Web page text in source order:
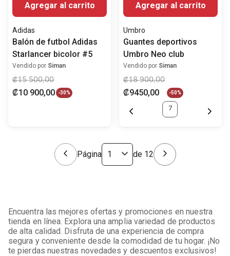
Agregar al carrito
Adidas
Balón de futbol Adidas
Starlancer bicolor #5
Vendido por Siman
₡15 500,00
₡10 900,00 -30%
Agregar al carrito
Umbro
Guantes deportivos
Umbro Neo club
Vendido por Siman
₡18 900,00
₡9450,00 -50%
7
Página de 12
Encuentra las mejores ofertas y promociones en nuestra
tienda en línea. Explora una amplia variedad de productos
de alta calidad. Disfruta de una experiencia de compra
segura y conveniente desde la comodidad de tu hogar. ¡No
te pierdas nuestras novedades y descuentos exclusivos!